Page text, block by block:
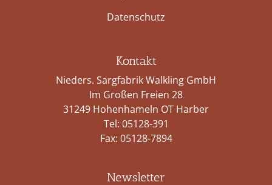
Datenschutz
Kontakt
Nieders. Sargfabrik Walkling GmbH
Im Großen Freien 28
31249 Hohenhameln OT Harber
Tel: 05128-391
Fax: 05128-7894
Newsletter